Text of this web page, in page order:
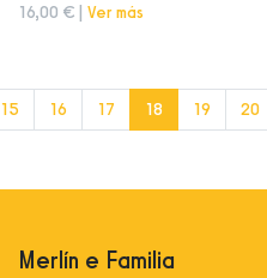
16,00 € | Ver más
15 16 17 18 (current)
19 20
Merlín e Familia